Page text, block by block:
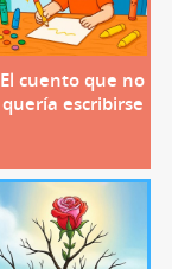
El cuento que no
quería escribirse